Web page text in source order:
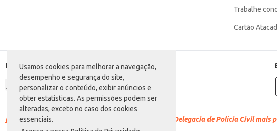
Usamos cookies para melhorar a navegação,
desempenho e segurança do site,
personalizar o conteúdo, exibir anúncios e
obter estatísticas. As permissões podem ser
alteradas, exceto no caso dos cookies
essenciais.
Trabalhe
Cartão
Formas de pagamento
Racismo é crime. Denuncie. Disque 100 ou procure a Delegacia de Polícia Civil